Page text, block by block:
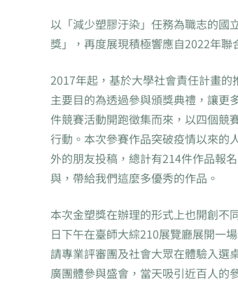
以「減少塑膠汙染」任務為職志的國
獎」，再度展現積極響應自2022年聯
2017年起，基於大學社會責任計畫
主要目的為透過參與頒獎典禮，讓更
件競賽活動開跑徵集而來，以四個競
行動。本次參賽作品突破疫情以來的
外的朋友投稿，總計有214件作品報
與，帶給我們這麼多優秀的作品。
本次金塑獎在辦理的形式上也開創不
日下午在臺師大綜210展覽廳展開一
請專業評審團及社會大眾在體驗入選
廣團體參與盛會，當天吸引近百人的